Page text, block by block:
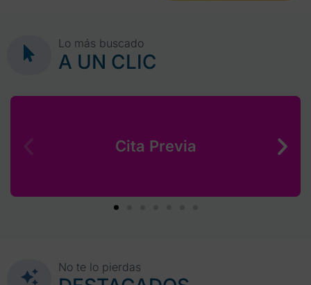
Lo más buscado
A UN CLIC
Cita Previa
No te lo pierdas